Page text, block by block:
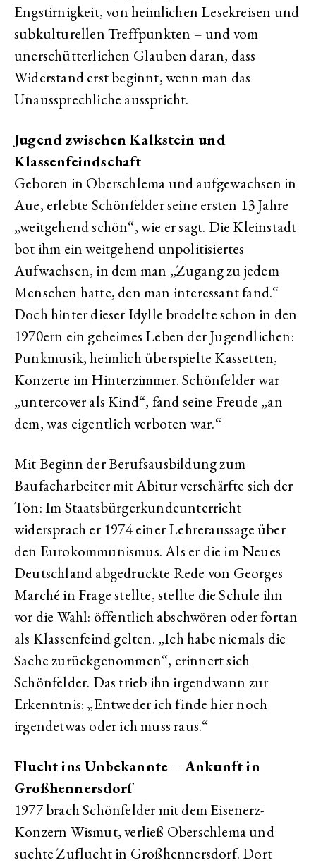
Engstirnigkeit, von heimlichen Lesekreisen und
subkulturellen Treffpunkten – und vom
unerschütterlichen Glauben daran, dass
Widerstand erst beginnt, wenn man das
Unaussprechliche ausspricht.
Jugend zwischen Kalkstein und
Klassenfeindschaft
Geboren in Oberschlema und aufgewachsen in
Aue, erlebte Schönfelder seine ersten 13 Jahre
„weitgehend schön“, wie er sagt. Die Kleinstadt
bot ihm ein weitgehend unpolitisiertes
Aufwachsen, in dem man „Zugang zu jedem
Menschen hatte, den man interessant fand.“
Doch hinter dieser Idylle brodelte schon in den
1970ern ein geheimes Leben der Jugendlichen:
Punkmusik, heimlich überspielte Kassetten,
Konzerte im Hinterzimmer. Schönfelder war
„untercover als Kind“, fand seine Freude „an
dem, was eigentlich verboten war.“
Mit Beginn der Berufsausbildung zum
Baufacharbeiter mit Abitur verschärfte sich der
Ton: Im Staatsbürgerkundeunterricht
widersprach er 1974 einer Lehreraussage über
den Eurokommunismus. Als er die im Neues
Deutschland abgedruckte Rede von Georges
Marché in Frage stellte, stellte die Schule ihn
vor die Wahl: öffentlich abschwören oder fortan
als Klassenfeind gelten. „Ich habe niemals die
Sache zurückgenommen“, erinnert sich
Schönfelder. Das trieb ihn irgendwann zur
Erkenntnis: „Entweder ich finde hier noch
irgendetwas oder ich muss raus.“
Flucht ins Unbekannte – Ankunft in
Großhennersdorf
1977 brach Schönfelder mit dem Eisenerz-
Konzern Wismut, verließ Oberschlema und
suchte Zuflucht in Großhennersdorf. Dort